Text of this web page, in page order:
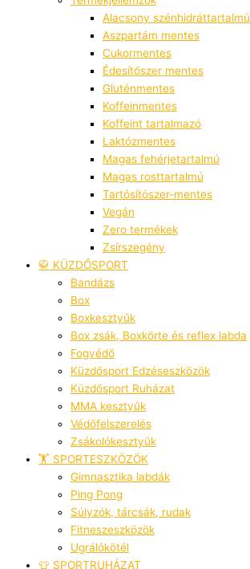
Alacsony szénhidráttartalmú
Aszpartám mentes
Cukormentes
Édesítőszer mentes
Gluténmentes
Koffeinmentes
Koffeint tartalmazó
Laktózmentes
Magas fehérjetartalmú
Magas rosttartalmú
Tartósítószer-mentes
Vegán
Zero termékek
Zsírszegény
🥋 KÜZDŐSPORT
Bandázs
Box
Boxkesztyűk
Box zsák, Boxkörte és reflex labda
Fogvédő
Küzdősport Edzéseszközök
Küzdősport Ruházat
MMA kesztyűk
Védőfelszerelés
Zsákolókesztyűk
🏋️ SPORTESZKÖZÖK
Gimnasztika labdák
Ping Pong
Súlyzók, tárcsák, rudak
Fitneszeszközök
Ugrálókötél
👕 SPORTRUHÁZAT